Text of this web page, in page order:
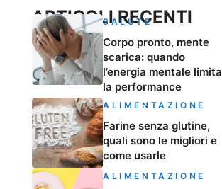
ARTICOLI RECENTI
SALUTE
Corpo pronto, mente
scarica: quando
l’energia mentale limita
la performance
ALIMENTAZIONE
Farine senza glutine,
quali sono le migliori e
come usarle
ALIMENTAZIONE